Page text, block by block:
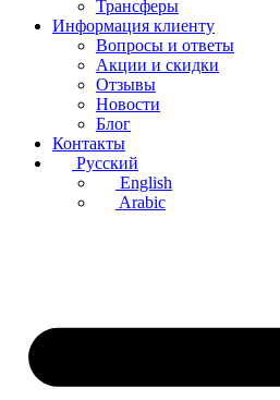
Трансферы
Информация клиенту
Вопросы и ответы
Акции и скидки
Отзывы
Новости
Блог
Контакты
Русский
English
Arabic